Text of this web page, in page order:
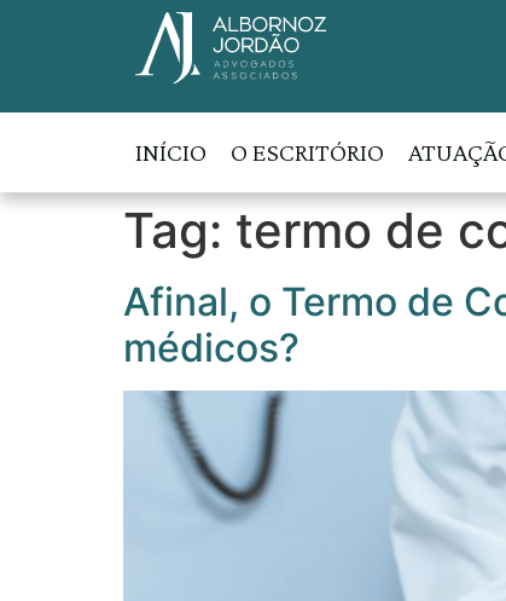
INÍCIO O ESCRITÓRIO
Tag: termo de
Afinal, o Termo de
médicos?